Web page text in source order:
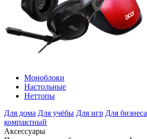
Моноблоки
Настольные
Неттопы
Для дома Для учёбы Для игр Для бизнеса
компактный
Аксессуары